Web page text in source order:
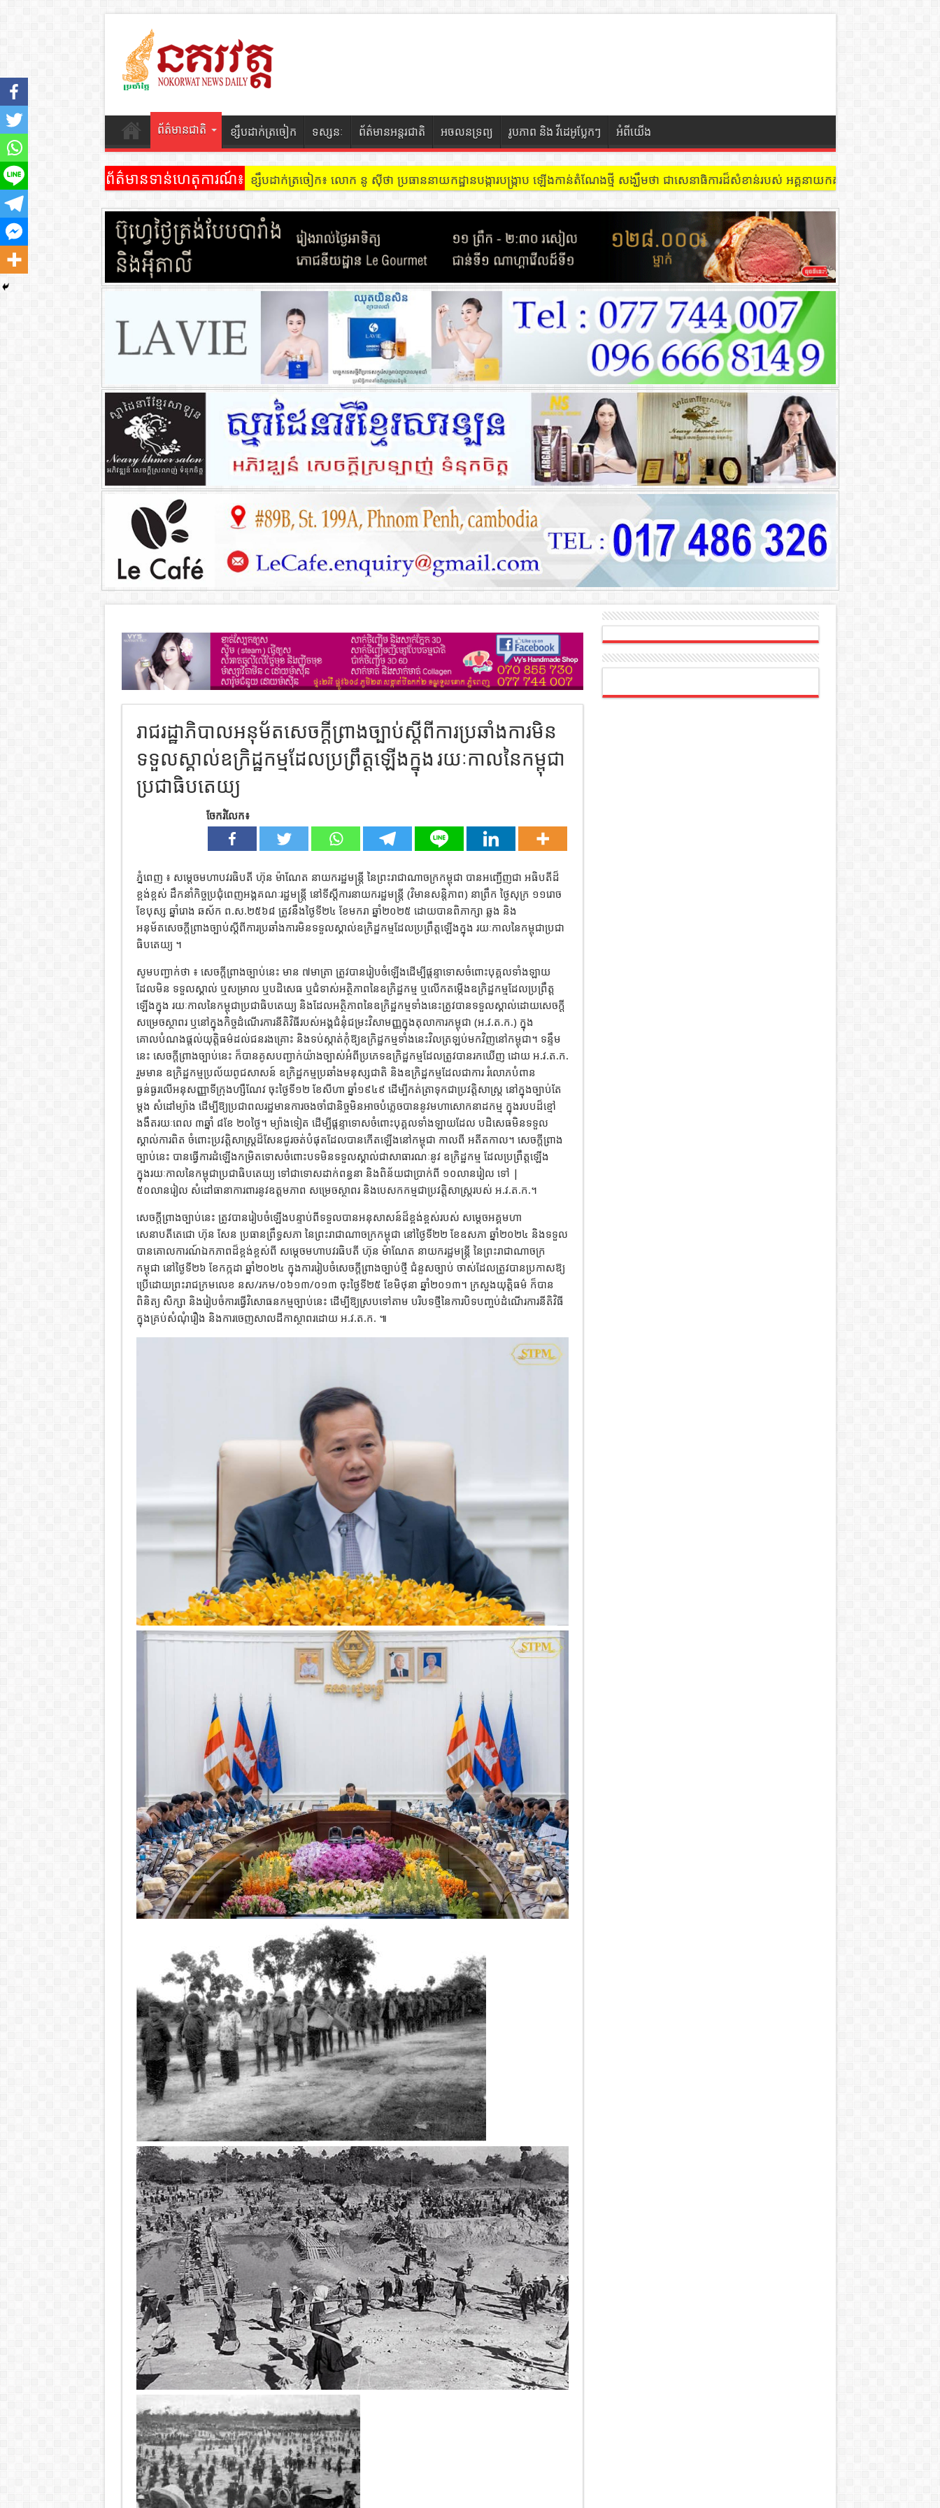
ព័ត៌មានជាតិ ខ្សឹបដាក់ត្រចៀក ទស្សនៈ ព័ត៌មានអន្តរជាតិ អចលនទ្រព្យ រូបភាព និង វីដេអូប្លែកៗ អំពីយើង
ព័ត៌មានទាន់ហេតុការណ៍៖ ខ្សឹបដាក់ត្រចៀក ៖ អគារ Sky 31 នៅខណ្ឌទួលគោក មានអ្នកជួលបន្ទប់បើកល្បែងសុីសង នៅជាន់ទី៩ បន្ទប់ ៩០២ !
រាជរដ្ឋាភិបាលអនុម័តសេចក្តីព្រាងច្បាប់ស្តីពីការប្រឆាំងការមិន
ទទួលស្គាល់ឧក្រិដ្ឋកម្មដែលប្រព្រឹត្តឡើងក្នុង រយៈកាលនៃកម្ពុជា
ប្រជាធិបតេយ្យ
ចែករំលែក៖
ភ្នំពេញ ៖ សម្តេចមហាបវរធិបតី ហ៊ុន ម៉ាណែត នាយករដ្ឋមន្ត្រី នៃព្រះរាជាណាចក្រកម្ពុជា បានអញ្ជើញជា អធិបតីដ៏
ខ្ពង់ខ្ពស់ ដឹកនាំកិច្ចប្រជុំពេញអង្គគណៈរដ្ឋមន្ត្រី នៅទីស្តីការនាយករដ្ឋមន្ត្រី (វិមានសន្តិភាព) នាព្រឹក ថ្ងៃសុក្រ ១១រោច
ខែបុស្ស ឆ្នាំរោង ឆស័ក ព.ស.២៥៦៨ ត្រូវនឹងថ្ងៃទី២៤ ខែមករា ឆ្នាំ២០២៥ ដោយបានពិភាក្សា ឆ្លង និង
អនុម័តសេចក្តីព្រាងច្បាប់ស្តីពីការប្រឆាំងការមិនទទួលស្គាល់ឧក្រិដ្ឋកម្មដែលប្រព្រឹត្តឡើងក្នុង រយៈកាលនៃកម្ពុជាប្រជា
ធិបតេយ្យ ។
សូមបញ្ជាក់ថា ៖ សេចក្តីព្រាងច្បាប់នេះ មាន ៧មាត្រា ត្រូវបានរៀបចំឡើងដើម្បីផ្តន្ទាទោសចំពោះបុគ្គលទាំងឡាយ
ដែលមិន ទទួលស្គាល់ ឬសម្រាល ឬបដិសេធ ឬជំទាស់អត្ថិភាពនៃឧក្រិដ្ឋកម្ម ឬលើកតម្កើងឧក្រិដ្ឋកម្មដែលប្រព្រឹត្ត
ឡើងក្នុង រយៈកាលនៃកម្ពុជាប្រជាធិបតេយ្យ និងដែលអត្ថិភាពនៃឧក្រិដ្ឋកម្មទាំងនេះត្រូវបានទទួលស្គាល់ដោយសេចក្តី
សម្រេចស្ថាពរ ឬនៅក្នុងកិច្ចដំណើរការនីតិវិធីរបស់អង្គជំនុំជម្រះវិសាមញ្ញក្នុងតុលាការកម្ពុជា (អ.វ.ត.ក.) ក្នុង
គោលបំណងផ្តល់យុត្តិធម៌ដល់ជនរងគ្រោះ និងទប់ស្កាត់កុំឱ្យឧក្រិដ្ឋកម្មទាំងនេះវិលត្រឡប់មកវិញនៅកម្ពុជា។ ទន្ទឹម
នេះ សេចក្តីព្រាងច្បាប់នេះ ក៏បានគូសបញ្ជាក់យ៉ាងច្បាស់អំពីប្រភេទឧក្រិដ្ឋកម្មដែលត្រូវបានរកឃើញ ដោយ អ.វ.ត.ក.
រួមមាន ឧក្រិដ្ឋកម្មប្រល័យពូជសាសន៍ ឧក្រិដ្ឋកម្មប្រឆាំងមនុស្សជាតិ និងឧក្រិដ្ឋកម្មដែលជាការ រំលោភបំពាន
ធ្ងន់ធ្ងរលើអនុសញ្ញាទីក្រុងហ្សឺណែវ ចុះថ្ងៃទី១២ ខែសីហា ឆ្នាំ១៩៤៩ ដើម្បីកត់ត្រាទុកជាប្រវត្តិសាស្ត្រ នៅក្នុងច្បាប់តែ
ម្តង សំដៅម្យ៉ាង ដើម្បីឱ្យប្រជាពលរដ្ឋមានការចងចាំជានិច្ចមិនអាចបំភ្លេចបាននូវមហាសោកនាដកម្ម ក្នុងរបបដ៏ខ្មៅ
ងងឹតរយៈពេល ៣ឆ្នាំ ៨ខែ ២០ថ្ងៃ។ ម្យ៉ាងទៀត ដើម្បីផ្តន្ទាទោសចំពោះបុគ្គលទាំងឡាយដែល បដិសេធមិនទទួល
ស្គាល់ការពិត ចំពោះប្រវត្តិសាស្ត្រដ៏សែនជូរចត់បំផុតដែលបានកើតឡើងនៅកម្ពុជា កាលពី អតីតកាល។ សេចក្តីព្រាង
ច្បាប់នេះ បានធ្វើការដំឡើងកម្រិតទោសចំពោះបទមិនទទួលស្គាល់ជាសាធារណៈនូវ ឧក្រិដ្ឋកម្ម ដែលប្រព្រឹត្តឡើង
ក្នុងរយៈកាលនៃកម្ពុជាប្រជាធិបតេយ្យ ទៅជាទោសដាក់ពន្ធនា និងពិន័យជាប្រាក់ពី ១០លានរៀល ទៅ |
៥០លានរៀល សំដៅធានាការពារនូវឧត្តមភាព សម្រេចស្ថាពរ និងបេសកកម្មជាប្រវត្តិសាស្ត្ររបស់ អ.វ.ត.ក.។
សេចក្តីព្រាងច្បាប់នេះ ត្រូវបានរៀបចំឡើងបន្ទាប់ពីទទួលបានអនុសាសន៍ដ៏ខ្ពង់ខ្ពស់របស់ សម្តេចអគ្គមហា
សេនាបតីតេជោ ហ៊ុន សែន ប្រធានព្រឹទ្ធសភា នៃព្រះរាជាណាចក្រកម្ពុជា នៅថ្ងៃទី២២ ខែឧសភា ឆ្នាំ២០២៤ និងទទួល
បានគោលការណ៍ឯកភាពដ៏ខ្ពង់ខ្ពស់ពី សម្តេចមហាបវរធិបតី ហ៊ុន ម៉ាណែត នាយករដ្ឋមន្ត្រី នៃព្រះរាជាណាចក្រ
កម្ពុជា នៅថ្ងៃទី២៦ ខែកក្កដា ឆ្នាំ២០២៤ ក្នុងការរៀបចំសេចក្តីព្រាងច្បាប់ថ្មី ជំនួសច្បាប់ ចាស់ដែលត្រូវបានប្រកាសឱ្យ
ប្រើដោយព្រះរាជក្រមលេខ នស/រកម/០៦១៣/០១៣ ចុះថ្ងៃទី២៥ ខែមិថុនា ឆ្នាំ២០១៣។ ក្រសួងយុត្តិធម៌ ក៏បាន
ពិនិត្យ សិក្សា និងរៀបចំការធ្វើវិសោធនកម្មច្បាប់នេះ ដើម្បីឱ្យស្របទៅតាម បរិបទថ្មីនៃការបិទបញ្ចប់ដំណើរការនីតិវិធី
ក្នុងគ្រប់សំណុំរឿង និងការចេញសាលដីកាស្ថាពរដោយ អ.វ.ត.ក. ៕